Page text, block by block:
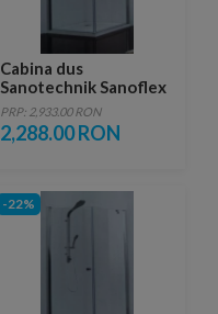
Cabina dus
Sanotechnik Sanoflex
cu o parte fixa si o usa
batanta 70 x 90 x 195
cm
PRP: 2,933.00 RON
2,288.00 RON
-22%